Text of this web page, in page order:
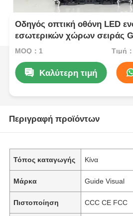
Οδηγός οπτική οθόνη LED
εσωτερικών χώρων σειράς
εκθέσεις, 7680Hz χωρίς
MOQ：1
Καλύτερη τιμή
Περιγραφή προϊόντων
Τόπος καταγωγής Κίνα
Μάρκα Guide Visual
Πιστοποίηση CCC CE FCC